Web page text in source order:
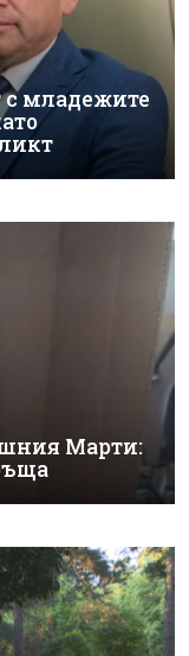
с младежите
Марти: